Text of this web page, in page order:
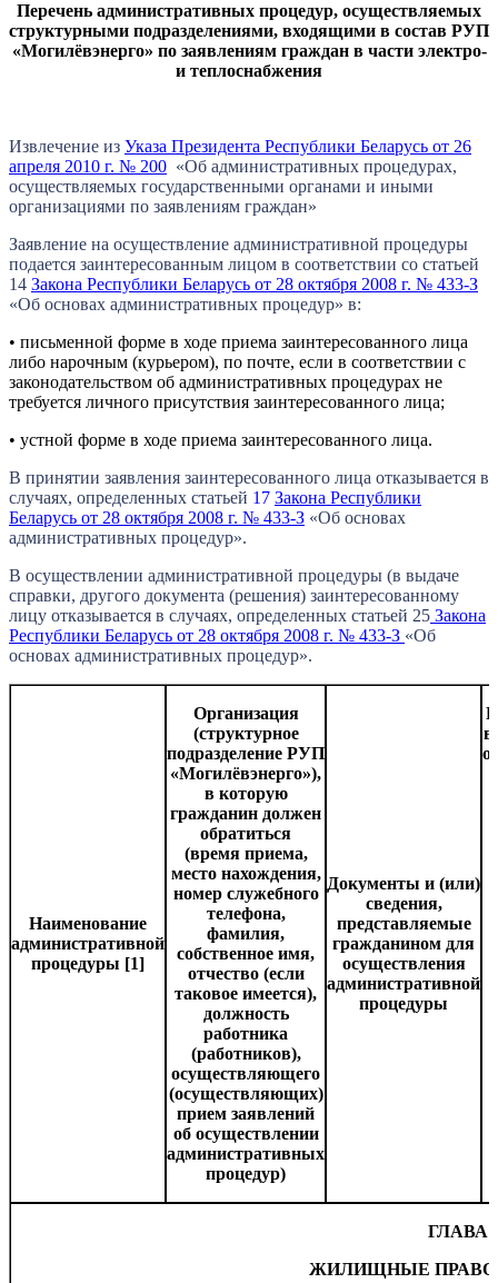
Перечень административных процедур, осуществляемых
структурными подразделениями, входящими в состав РУП
«Могилёвэнерго» по заявлениям граждан в части электро-
и теплоснабжения
Извлечение из Указа Президента Республики Беларусь от 26
апреля 2010 г. № 200 «Об административных процедурах,
осуществляемых государственными органами и иными
организациями по заявлениям граждан»
Заявление на осуществление административной процедуры
подается заинтересованным лицом в соответствии со статьей
14 Закона Республики Беларусь от 28 октября 2008 г. № 433-З
«Об основах административных процедур» в:
• письменной форме в ходе приема заинтересованного лица
либо нарочным (курьером), по почте, если в соответствии с
законодательством об административных процедурах не
требуется личного присутствия заинтересованного лица;
• устной форме в ходе приема заинтересованного лица.
В принятии заявления заинтересованного лица отказывается в
случаях, определенных статьей 17 Закона Республики
Беларусь от 28 октября 2008 г. № 433-З «Об основах
административных процедур».
В осуществлении административной процедуры (в выдаче
справки, другого документа (решения) заинтересованному
лицу отказывается в случаях, определенных статьей 25 Закона
Республики Беларусь от 28 октября 2008 г. № 433-З «Об
основах административных процедур».
Наименование
административной
процедуры [1]
Организация
(структурное
подразделение РУП
«Могилёвэнерго»),
в которую
гражданин должен
обратиться
(время приема,
место нахождения,
номер служебного
телефона,
фамилия,
собственное имя,
отчество (если
таковое имеется),
должность
работника
(работников),
осуществляющего
(осуществляющих)
прием заявлений
об осуществлении
административных
процедур)
Документы и (или)
сведения,
представляемые
гражданином для
осуществления
административной
процедуры
ГЛАВА
ЖИЛИЩНЫЕ